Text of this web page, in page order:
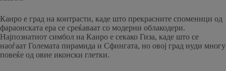
Каиро е град на контрасти, каде што прекрасните споменици од
фараонската ера се среќаваат со модерни облакодери.
Најпознатиот симбол на Каиро е секако Гиза, каде што се
наоѓаат Големата пирамида и Сфингата, но овој град нуди многу
повеќе од овие иконски глетки.